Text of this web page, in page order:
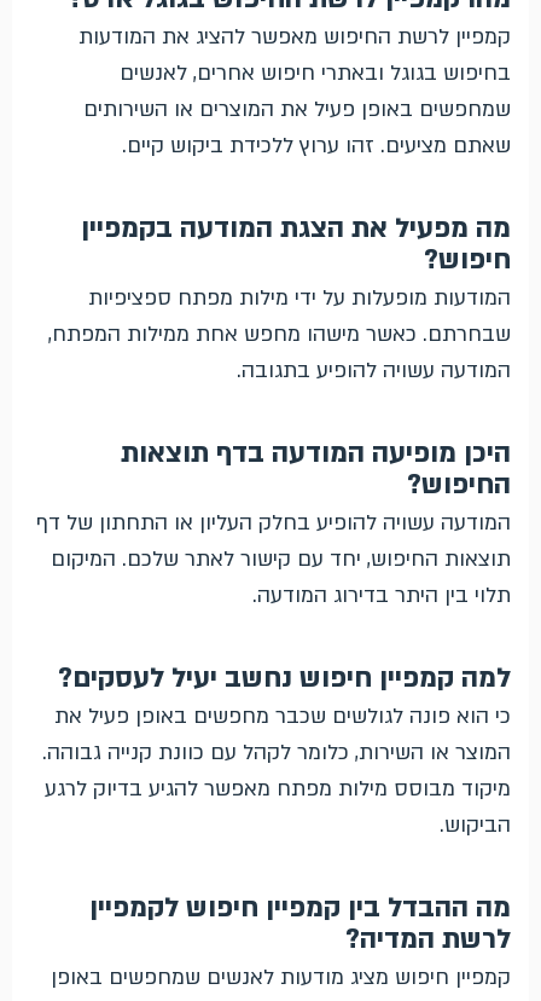
קמפיין לרשת החיפוש מאפשר להציג את המודעות
בחיפוש בגוגל ובאתרי חיפוש אחרים, לאנשים
שמחפשים באופן פעיל את המוצרים או השירותים
שאתם מציעים. זהו ערוץ ללכידת ביקוש קיים.
מה מפעיל את הצגת המודעה בקמפיין
חיפוש?
המודעות מופעלות על ידי מילות מפתח ספציפיות
שבחרתם. כאשר מישהו מחפש אחת ממילות המפתח,
המודעה עשויה להופיע בתגובה.
היכן מופיעה המודעה בדף תוצאות
החיפוש?
המודעה עשויה להופיע בחלק העליון או התחתון של דף
תוצאות החיפוש, יחד עם קישור לאתר שלכם. המיקום
תלוי בין היתר בדירוג המודעה.
למה קמפיין חיפוש נחשב יעיל לעסקים?
כי הוא פונה לגולשים שכבר מחפשים באופן פעיל את
המוצר או השירות, כלומר לקהל עם כוונת קנייה גבוהה.
מיקוד מבוסס מילות מפתח מאפשר להגיע בדיוק לרגע
הביקוש.
מה ההבדל בין קמפיין חיפוש לקמפיין
לרשת המדיה?
קמפיין חיפוש מציג מודעות לאנשים שמחפשים באופן